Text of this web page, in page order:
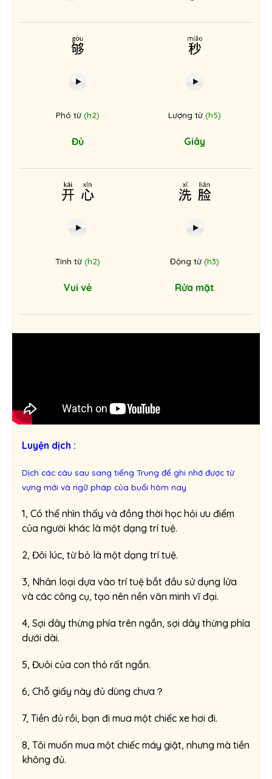
够
Phó từ (h2)
Đủ
秒
Lượng từ (h5)
Giây
开心
Tính từ (h2)
Vui vẻ
洗脸
Động từ (h3)
Rửa mặt
Luyện dịch :
Dịch các câu sau sang tiếng Trung để ghi nhớ được từ
vựng mới và ngữ pháp của buổi hôm nay
1, Có thể nhìn thấy và đồng thời học hỏi ưu điểm
của người khác là một dạng trí tuệ.
2, Đôi lúc, từ bỏ là một dạng trí tuệ.
3, Nhân loại dựa vào trí tuệ bắt đầu sử dụng lửa
và các công cụ, tạo nên nền văn minh vĩ đại.
4, Sợi dây thừng phía trên ngắn, sợi dây thừng phía
dưới dài.
5, Đuôi của con thỏ rất ngắn.
6, Chỗ giấy này đủ dùng chưa？
7, Tiền đủ rồi, bạn đi mua một chiếc xe hơi đi.
8, Tôi muốn mua một chiếc máy giặt, nhưng mà tiền
không đủ.